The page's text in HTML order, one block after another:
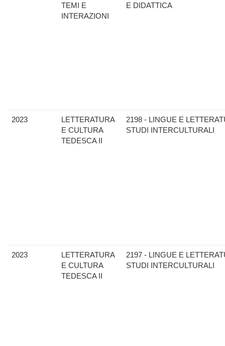
TEMI E
INTERAZIONI
E DIDATTICA
2023
LETTERATURA
E CULTURA
TEDESCA II
2198 - LINGUE E
STUDI INTERCULTURALI
2023
LETTERATURA
E CULTURA
TEDESCA II
2197 - LINGUE E
STUDI INTERCULTURALI